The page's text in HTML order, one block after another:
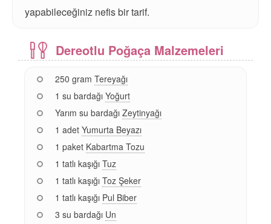
yapabileceğiniz nefis bir tarif.
Dereotlu Poğaça Malzemeleri
250 gram Tereyağı
1 su bardağı Yoğurt
Yarım su bardağı Zeytinyağı
1 adet Yumurta Beyazı
1 paket Kabartma Tozu
1 tatlı kaşığı Tuz
1 tatlı kaşığı Toz Şeker
1 tatlı kaşığı Pul Biber
3 su bardağı Un